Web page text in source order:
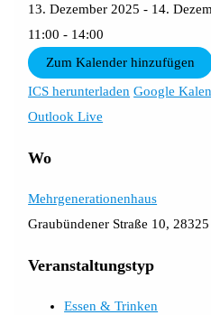
13. Dezember 2025 - 14.
11:00 - 14:00
Zum Kalender hinzufügen
ICS herunterladen Google
Outlook Live
Wo
Mehrgenerationenhaus
Graubündener Straße 10,
Veranstaltungstyp
Essen & Trinken